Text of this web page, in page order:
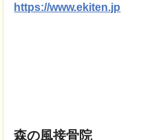
https://www.ekiten.jp
森の風接骨院